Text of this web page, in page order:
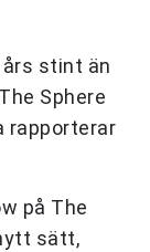
års stint än
Sphere
rapporterar
på The
sätt,